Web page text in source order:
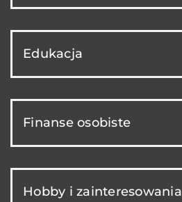
Edukacja
Finanse osobiste
Hobby i zainteresowania